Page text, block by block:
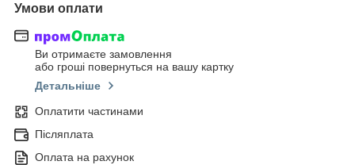
Умови оплати
Ви отримаєте замовлення
або гроші повернуться на вашу картку
Детальніше
Оплатити частинами
Післяплата
Оплата на рахунок